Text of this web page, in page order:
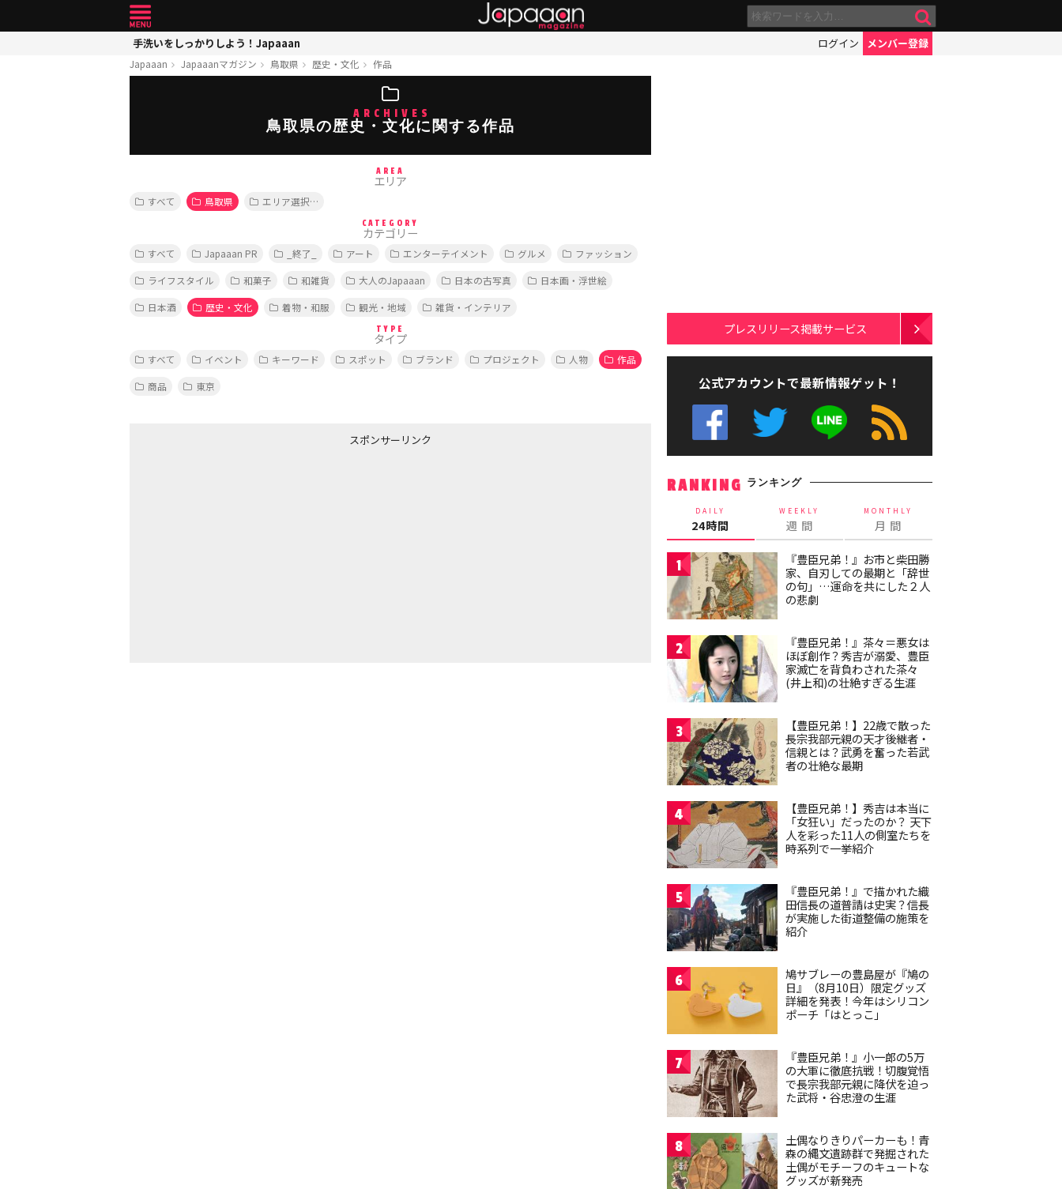
手洗いをしっかりしよう！Japaaan ログイン メンバー登録
Japaaan Japaaanマガジン 鳥取県 歴史・文化 作品
ARCHIVES
鳥取県の歴史・文化に関する作品
AREA
エリア
すべて 鳥取県 エリア選択…
CATEGORY
カテゴリー
すべて Japaaan PR _終了_ アート エンターテイメント グルメ
ファッション
ライフスタイル
和菓子 和雑貨 大人のJapaaan 日本の古写真
日本画・浮世絵
日本酒
歴史・文化 着物・和服 観光・地域 雑貨・インテリア
TYPE
タイプ
すべて イベント キーワード スポット ブランド プロジェクト 人物
作品
商品
東京
スポンサーリンク
プレスリリース掲載サービス
公式アカウントで最新情報ゲット！
RANKING ランキング
DAILY
24時間
WEEKLY
週 間
MONTHLY
月 間
1
『豊臣兄弟！』お市と柴田勝
家、自刃しての最期と「辞世
の句」…運命を共にした２人
の悲劇
2
『豊臣兄弟！』茶々＝悪女は
ほぼ創作？秀吉が溺愛、豊臣
家滅亡を背負わされた茶々
(井上和)の壮絶すぎる生涯
3
【豊臣兄弟！】22歳で散った
長宗我部元親の天才後継者・
信親とは？武勇を奮った若武
者の壮絶な最期
4
【豊臣兄弟！】秀吉は本当に
「女狂い」だったのか？ 天下
人を彩った11人の側室たちを
時系列で一挙紹介
5
『豊臣兄弟！』で描かれた織
田信長の道普請は史実？信長
が実施した街道整備の施策を
紹介
6
鳩サブレーの豊島屋が『鳩の
日』（8月10日）限定グッズ
詳細を発表！今年はシリコン
ポーチ「はとっこ」
7
『豊臣兄弟！』小一郎の5万
の大軍に徹底抗戦！切腹覚悟
で長宗我部元親に降伏を迫っ
た武将・谷忠澄の生涯
8
土偶なりきりパーカーも！青
森の縄文遺跡群で発掘された
土偶がモチーフのキュートな
グッズが新発売